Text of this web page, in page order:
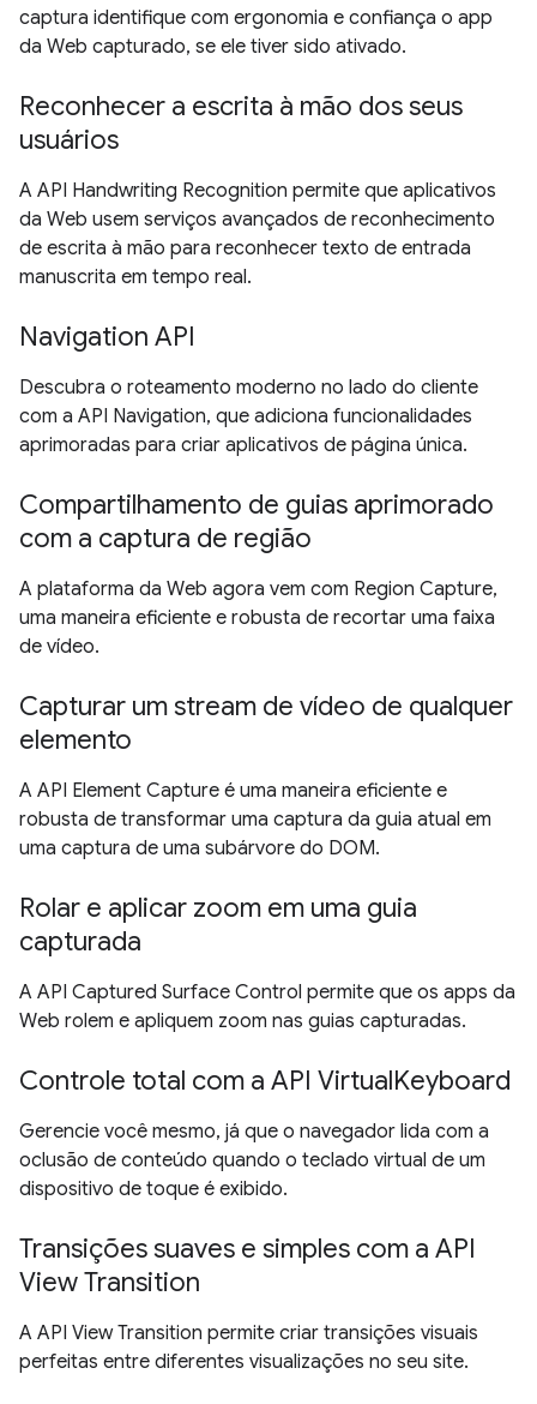
captura identifique com ergonomia e confiança o app
da Web capturado, se ele tiver sido ativado.
Reconhecer a escrita à mão dos seus
usuários
A API Handwriting Recognition permite que aplicativos
da Web usem serviços avançados de reconhecimento
de escrita à mão para reconhecer texto de entrada
manuscrita em tempo real.
Navigation API
Descubra o roteamento moderno no lado do cliente
com a API Navigation, que adiciona funcionalidades
aprimoradas para criar aplicativos de página única.
Compartilhamento de guias aprimorado
com a captura de região
A plataforma da Web agora vem com Region Capture,
uma maneira eficiente e robusta de recortar uma faixa
de vídeo.
Capturar um stream de vídeo de qualquer
elemento
A API Element Capture é uma maneira eficiente e
robusta de transformar uma captura da guia atual em
uma captura de uma subárvore do DOM.
Rolar e aplicar zoom em uma guia
capturada
A API Captured Surface Control permite que os apps da
Web rolem e apliquem zoom nas guias capturadas.
Controle total com a API VirtualKeyboard
Gerencie você mesmo, já que o navegador lida com a
oclusão de conteúdo quando o teclado virtual de um
dispositivo de toque é exibido.
Transições suaves e simples com a API
View Transition
A API View Transition permite criar transições visuais
perfeitas entre diferentes visualizações no seu site.